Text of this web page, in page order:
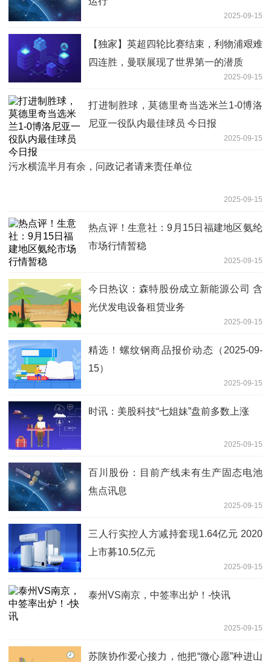
2025-09-15
【独家】英超四轮比赛结束，利物浦艰难
四连胜，曼联展现了世界第一的潜质
2025-09-15
打进制胜球，莫德里奇当选米兰1-0博洛
尼亚一役队内最佳球员 今日报
2025-09-15
污水横流半月有余，问政记者请来责任单位
2025-09-15
热点评！生意社：9月15日福建地区氨纶
市场行情暂稳
2025-09-15
今日热议：森特股份成立新能源公司 含
光伏发电设备租赁业务
2025-09-15
精选！螺纹钢商品报价动态（2025-09-
15）
2025-09-15
时讯：美股科技“七姐妹”盘前多数上涨
2025-09-15
百川股份：目前产线未有生产固态电池
焦点讯息
2025-09-15
三人行实控人方减持套现1.64亿元 2020
上市募10.5亿元
2025-09-15
泰州VS南京，中签率出炉！-快讯
2025-09-15
苏陕协作爱心接力，他把“微心愿”种进山